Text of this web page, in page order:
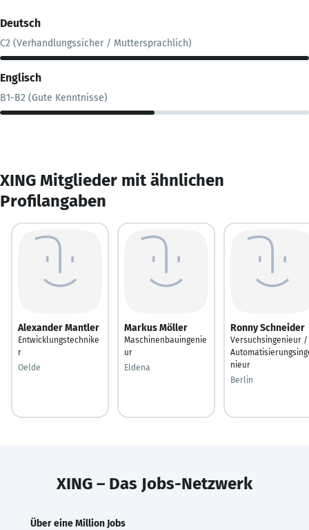
Deutsch
C2 (Verhandlungssicher / Muttersprachlich)
Englisch
B1-B2 (Gute Kenntnisse)
XING Mitglieder mit ähnlichen
Profilangaben
Alexander Mantler
Entwicklungstechnike
r
Oelde
Markus Möller
Maschinenbauingenie
ur
Eldena
Ronny Schneider
Versuchsingenieur /
nieur
Berlin
XING – Das Jobs-Netzwerk
Über eine Million Jobs